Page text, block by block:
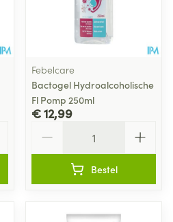
Febelcare
Bactogel Hydroalcoholische
Fl Pomp 250ml
€ 12,99
Bestel